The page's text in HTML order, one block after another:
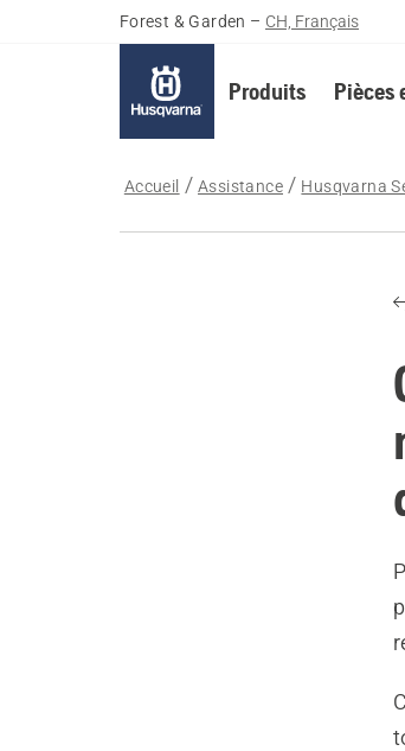
Forest & Garden – CH, Français
Produits Pièces
Accueil Assistance Husqvarna